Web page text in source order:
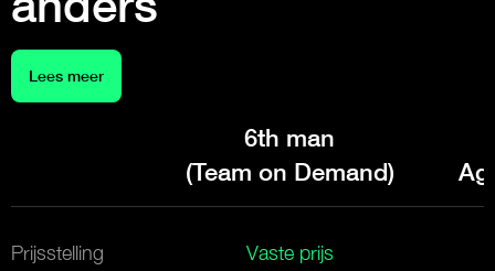
Lees meer
6th man
(Team on Demand)
Prijsstelling Vaste prijs